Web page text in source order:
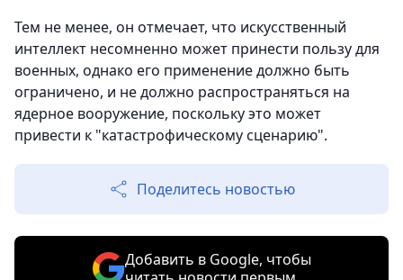
Тем не менее, он отмечает, что искусственный
интеллект несомненно может принести пользу для
военных, однако его применение должно быть
ограничено, и не должно распространяться на
ядерное вооружение, поскольку это может
привести к "катастрофическому сценарию".
Поделитесь новостью
Добавить в Google, чтобы